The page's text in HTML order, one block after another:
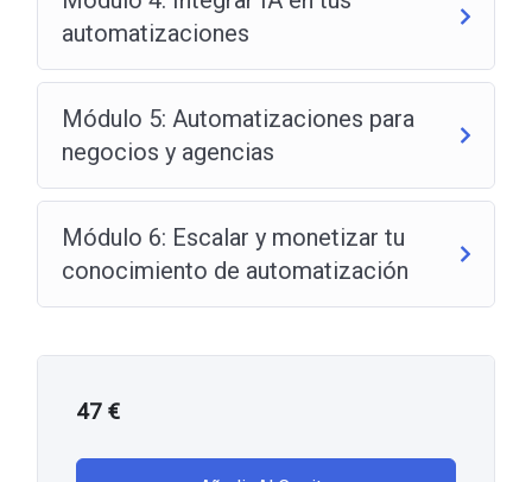
automatizaciones
Módulo 5: Automatizaciones para
negocios y agencias
Módulo 6: Escalar y monetizar tu
conocimiento de automatización
47€